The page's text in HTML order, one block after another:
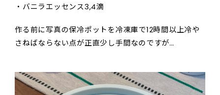
・バニラエッセンス3,4滴
作る前に写真の保冷ポットを冷凍庫で12時間以上冷や
さねばならない点が正直少し手間なのですが…